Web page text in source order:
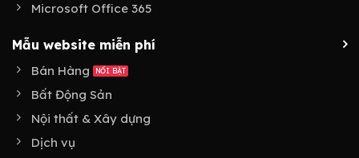
Microsoft Office 365
Mẫu website miễn phí
Bán Hàng
Bất Động Sản
Nội thất & Xây dựng
Dịch vụ